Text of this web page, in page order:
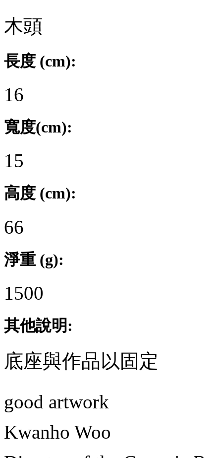
木頭
長度 (cm):
16
寬度(cm):
15
高度 (cm):
66
淨重 (g):
1500
其他說明:
底座與作品以固定
good artwork
Kwanho Woo